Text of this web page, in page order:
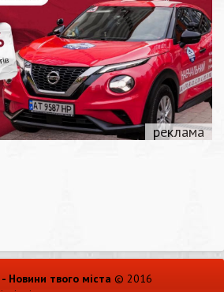
Новини твого міста © 2016